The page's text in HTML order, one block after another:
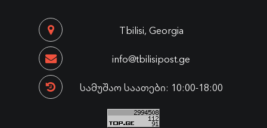
Tbilisi, Georgia
info@tbilisipost.ge
სამუშაო საათები: 10:00-18:00